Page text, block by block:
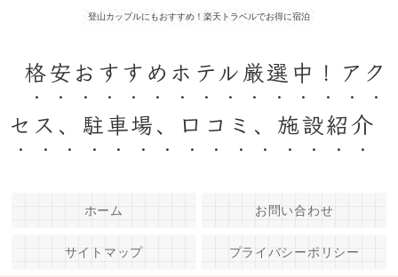
登山カップルにもおすすめ！楽天トラベルでお得に宿泊
格安おすすめホテル厳選中！アク
セス、駐車場、口コミ、施設紹介
ホーム お問い合わせ
サイトマップ プライバシーポリシー